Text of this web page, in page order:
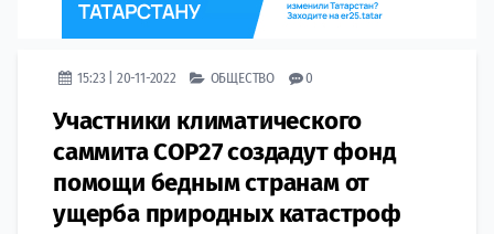
15:23 | 20-11-2022 ОБЩЕСТВО 0
​​​Участники климатического
саммита СОР27 создадут фонд
помощи бедным странам от
ущерба природных катастроф